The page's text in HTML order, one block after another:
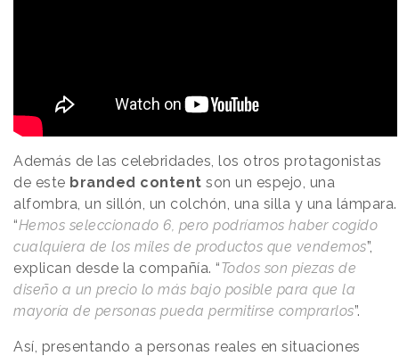
Además de las celebridades, los otros protagonistas
de este branded content son un espejo, una
alfombra, un sillón, un colchón, una silla y una lámpara.
“Hemos seleccionado 6, pero podríamos haber cogido
cualquiera de los miles de productos que vendemos”,
explican desde la compañía. “Todos son piezas de
diseño a un precio lo más bajo posible para que la
mayoría de personas pueda permitirse comprarlos”.
Así, presentando a personas reales en situaciones